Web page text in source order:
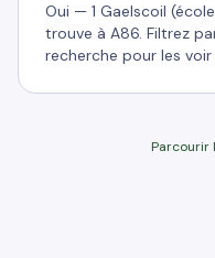
Oui — 1 Gaelscoil
trouve à A86. Filtrez
recherche pour les
Parcourir